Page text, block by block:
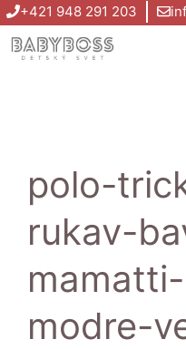
Preskočiť
na
obsah
+421 948 291 203
polo-
rukav-
modre-